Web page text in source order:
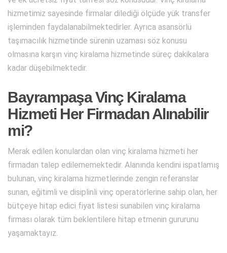
hizmetimiz sayesinde firmalar dilediği ölçüde yük transfer
işleminden faydalanabilmektedirler. Ayrıca asansörlü
taşımacılık hizmetinde sürenin uzaması söz konusu
olmasına karşın vinç kiralama hizmetinde süreç dakikalara
kadar düşebilmektedir.
Bayrampaşa Vinç Kiralama
Hizmeti Her Firmadan Alınabilir
mi?
Merak edilen konulardan olan vinç kiralama hizmeti her
firmadan talep edilememektedir. Alanında kendini ispatlamış
bulunan, vinç kiralama hizmetlerinde zengin referanslar
sunan, eğitimli ve disiplinli vinç operatörlerine sahip olan, her
bütçeye hitap edici fiyat listesi sunabilen vinç kiralama
firması olarak tüm beklentilere hitap etmenin gururunu
yaşamaktayız.